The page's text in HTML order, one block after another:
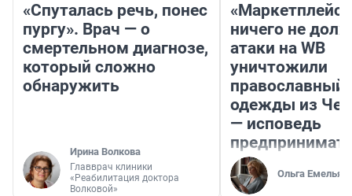
«Спуталась речь, понес
пургу». Врач — о
смертельном диагнозе,
который сложно
обнаружить
Ирина Волкова
Главврач клиники
«Реабилитация доктора
Волковой»
«Маркетплейс
ничего не
атаки на WB
уничтожили
православный
одежды из
— исповедь
Ольга